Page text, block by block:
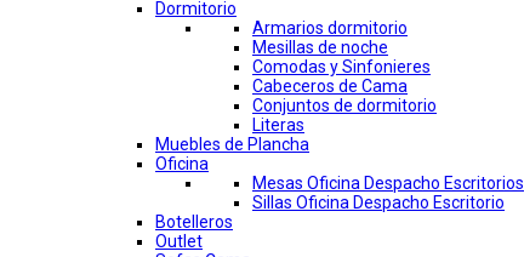
Dormitorio
Armarios dormitorio
Mesillas de noche
Comodas y Sinfonieres
Cabeceros de Cama
Conjuntos de dormitorio
Literas
Muebles de Plancha
Oficina
Mesas Oficina Despacho Escritorios
Sillas Oficina Despacho Escritorio
Botelleros
Outlet